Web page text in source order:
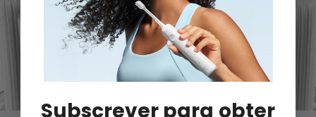
Subscrever para obter